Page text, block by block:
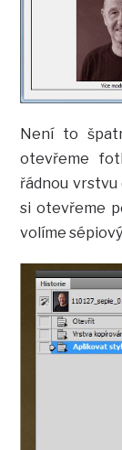
Není to
otevřeme
řádnou vrstvu
si otevřeme
volíme